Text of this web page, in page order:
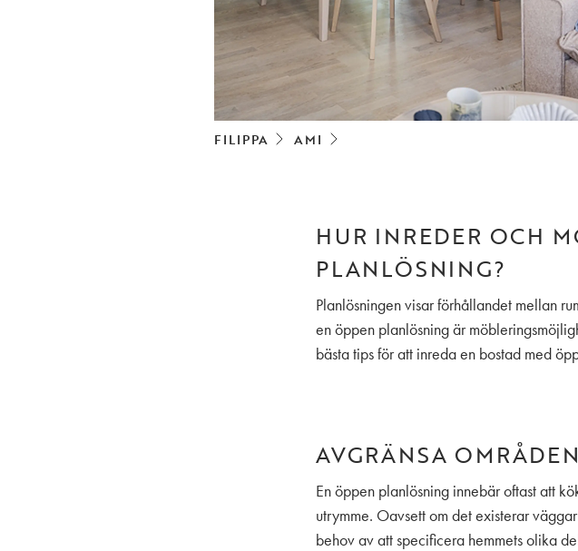
FILIPPA AMI
HUR INREDER OCH
PLANLÖSNING?
Planlösningen visar förhållandet mellan
en öppen planlösning är
bästa tips för att inreda en bostad med
AVGRÄNSA OMRÅDEN
En öppen planlösning innebär oftast att
utrymme. Oavsett om det existerar
behov av att specificera hemmets olika